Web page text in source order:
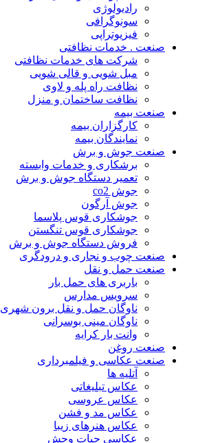
رادیولوژی
سونوگرافی
فیزیوتراپی
صنعت . خدمات نظافتی
شرکت های خدمات نظافتی
مبل شویی و قالی شویی
نظافت راه پله و لاوی
نظافت ساختمان و منزل
صنعت بیمه
کارگزاران بیمه
نمایندگان بیمه
صنعت جوش و برش
برشکاری و خدمات وابسته
تعمیر دستگاه جوش و برش
جوش co2
جوش آرگون
جوشکاری قوس پلاسما
جوشکاری قوس تنگستن
فروش دستگاه جوش و برش
صنعت چوب و نجاری و درودگری
صنعت حمل و نقل
باربری های حمل بار
سرویس مدارس
ناوگان حمل و نقل برون شهری
ناوگان مینی بوسرانی
وانت بار کرایه
صنعت روغن
صنعت عکاسی و فیلمبرداری
آتلیه ها
عکاس تبلیغاتی
عکاس عروسی
عکاس مد و فشن
عکاس هنرهای زیبا
عکاسی حیات وحش